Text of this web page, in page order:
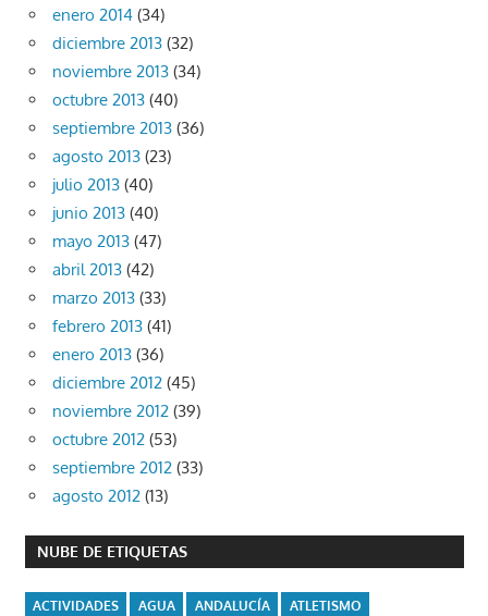
enero 2014 (34)
diciembre 2013 (32)
noviembre 2013 (34)
octubre 2013 (40)
septiembre 2013 (36)
agosto 2013 (23)
julio 2013 (40)
junio 2013 (40)
mayo 2013 (47)
abril 2013 (42)
marzo 2013 (33)
febrero 2013 (41)
enero 2013 (36)
diciembre 2012 (45)
noviembre 2012 (39)
octubre 2012 (53)
septiembre 2012 (33)
agosto 2012 (13)
NUBE DE ETIQUETAS
ACTIVIDADES AGUA ANDALUCÍA
ATLETISMO